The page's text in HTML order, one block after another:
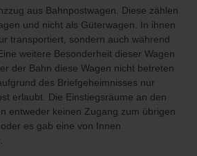
aus Bahnpostwagen. Diese zählen
und nicht als Güterwagen. In ihnen
transportiert, sondern auch während
weitere Besonderheit dieser Wagen
der Bahn diese Wagen nicht betreten
des Briefgeheimnisses nur
erlaubt. Die Einstiegsräume an den
entweder keinen Zugang zum übrigen
es gab eine von Innen